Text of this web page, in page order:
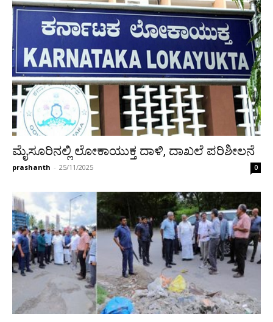
ಮೈಸೂರಿನಲ್ಲಿ ಲೋಕಾಯುಕ್ತ ದಾಳಿ, ದಾಖಲೆ ಪರಿಶೀಲನೆ
prashanth - 25/11/2025 0